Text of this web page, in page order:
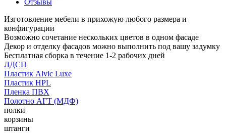
Изготовление мебели в прихожую любого размера и
конфигурации
Возможно сочетание нескольких цветов в одном фасаде
Декор и отделку фасадов можно выполнить под вашу задумку
Бесплатная сборка в течение 1-2 рабочих дней
ЛДСП
Пластик Alvic Luxe
Пластик HPL
Пленка ПВХ
Полотно АГТ (МДФ)
полки
корзины
штанги